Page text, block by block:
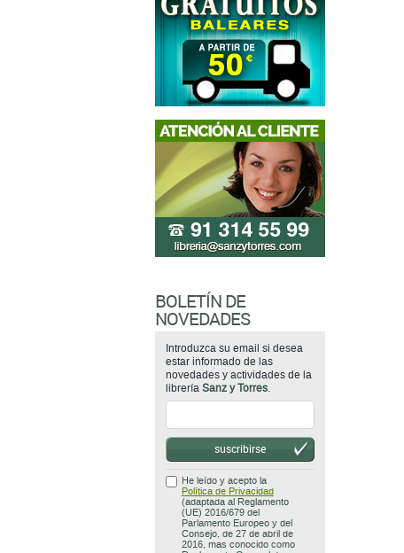
BOLETÍN DE
NOVEDADES
Introduzca su email si desea
estar informado de las
novedades y actividades de la
librería Sanz y Torres.
suscribirse
He leído y acepto la
Política de Privacidad
(adaptada al Reglamento
(UE) 2016/679 del
Parlamento Europeo y del
Consejo, de 27 de abril de
2016, mas conocido como